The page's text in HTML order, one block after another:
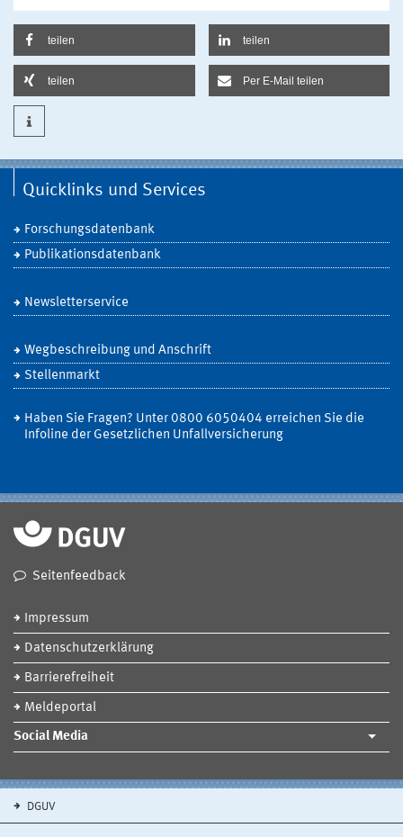
teilen teilen
teilen Per E-Mail teilen
Quicklinks und Services
Forschungsdatenbank
Publikationsdatenbank
Newsletterservice
Wegbeschreibung und Anschrift
Stellenmarkt
Haben Sie Fragen? Unter 0800 6050404 erreichen Sie die
Infoline der Gesetzlichen Unfallversicherung
Seitenfeedback
Impressum
Datenschutzerklärung
Barrierefreiheit
Meldeportal
Social Media
DGUV